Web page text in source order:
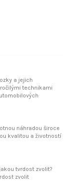
a jejich
technikami
náhradou široce
kvalitou a životností
tvrdost zvolit?
zvolit